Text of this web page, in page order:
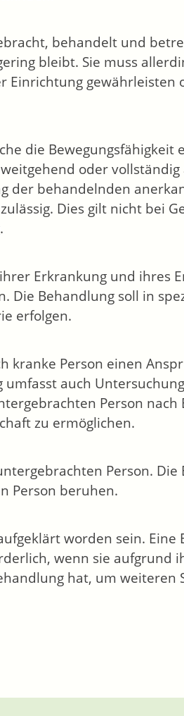
behandelt und
bleibt. Sie muss
gewährleisten
die Bewegungsfähigkeit
oder
der behandelnden
Dies gilt nicht bei
Erkrankung und ihres
Die Behandlung soll in
erfolgen.
kranke Person einen
umfasst auch
Person nach
zu ermöglichen.
Person. Die
Person beruhen.
worden sein. Eine
wenn sie aufgrund
hat, um weiteren